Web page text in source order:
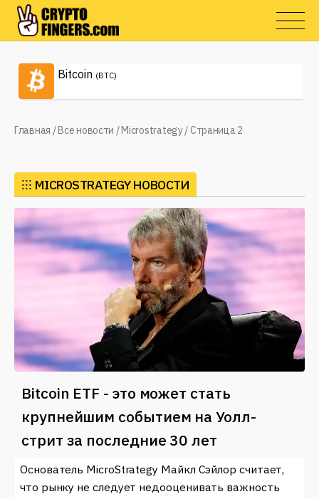
Bitcoin (BTC)
Главная /Все новости /Microstrategy/ Страница 2
⁝⁝⁝ MICROSTRATEGY НОВОСТИ
Bitcoin ETF - это может стать
крупнейшим событием на Уолл-
стрит за последние 30 лет
Основатель MicroStrategy Майкл Сэйлор считает,
что рынку не следует недооценивать важность